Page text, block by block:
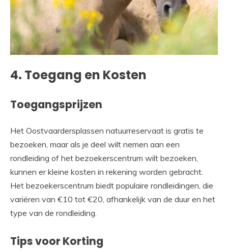
4. Toegang en Kosten
Toegangsprijzen
Het Oostvaardersplassen natuurreservaat is gratis te
bezoeken, maar als je deel wilt nemen aan een
rondleiding of het bezoekerscentrum wilt bezoeken,
kunnen er kleine kosten in rekening worden gebracht.
Het bezoekerscentrum biedt populaire rondleidingen, die
variëren van €10 tot €20, afhankelijk van de duur en het
type van de rondleiding.
Tips voor Korting